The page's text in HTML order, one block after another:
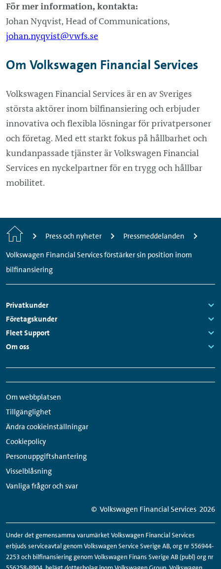
För mer information, kontakta:
Johan Nyqvist, Head of Communications,
johan.nyqvist@vwfs.se
Om Volkswagen Financial Services
Volkswagen Financial Services är en av Sveriges
största aktörer inom bilfinansiering och erbjuder
innovativa och flexibla lösningar för privatpersoner
och företag. Med ett starkt fokus på hållbarhet och
kundanpassade tjänster är Volkswagen Financial
Services en nyckelpartner för en trygg och hållbar
mobilitet.
StartsidaPress och nyheter
Pressmeddelanden
Volkswagen Financial Services förstärker sin position inom
bilfinansiering
Sidfotsmeny
Privatkunder
Links:
Företagskunder
Links:
Fleet Support
Links:
Om oss
Snabbmeny
sidfot
Om webbplatsen
Tillgänglighet
Ändra cookieinställningar
Cookiepolicy
Personuppgiftshantering
Visselblåsning
Vanliga frågor och svar
Sociala
medier-
länkar
© Volkswagen Financial Services 2026
Under det gemensamma varumärket Volkswagen Financial Services
erbjuds serviceavtal genom Volkswagen Service Sverige AB, org nr 556944-
2253 och bilfinansiering genom Volkswagen Finans Sverige AB (publ) org nr